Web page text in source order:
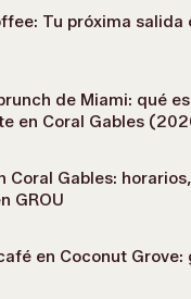
Tu próxima salida
de Miami: qué
en Coral Gables
Coral Gables:
GROU
en Coconut